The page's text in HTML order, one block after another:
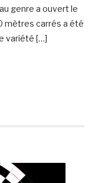
genre a ouvert le
mètres carrés a été
variété […]